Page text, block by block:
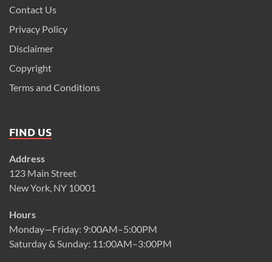
Contact Us
Privacy Policy
Disclaimer
Copyright
Terms and Conditions
FIND US
Address
123 Main Street
New York, NY 10001
Hours
Monday—Friday: 9:00AM–5:00PM
Saturday & Sunday: 11:00AM–3:00PM